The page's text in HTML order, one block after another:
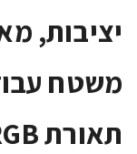
יציבות,
משטח